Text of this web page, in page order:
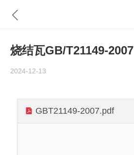
烧结瓦GB/T21149-2007
2024-12-13
GBT21149-2007.pdf